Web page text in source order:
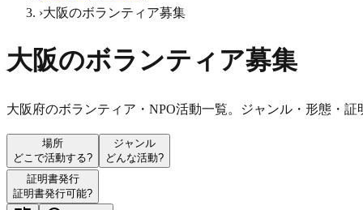
›大阪のボランティア募集
大阪のボランティア募集
大阪府のボランティア・NPO活動一覧。ジャンル・形態・証
場所
どこで活動する?
ジャンル
どんな活動?
証明書発行
証明書発行可能?